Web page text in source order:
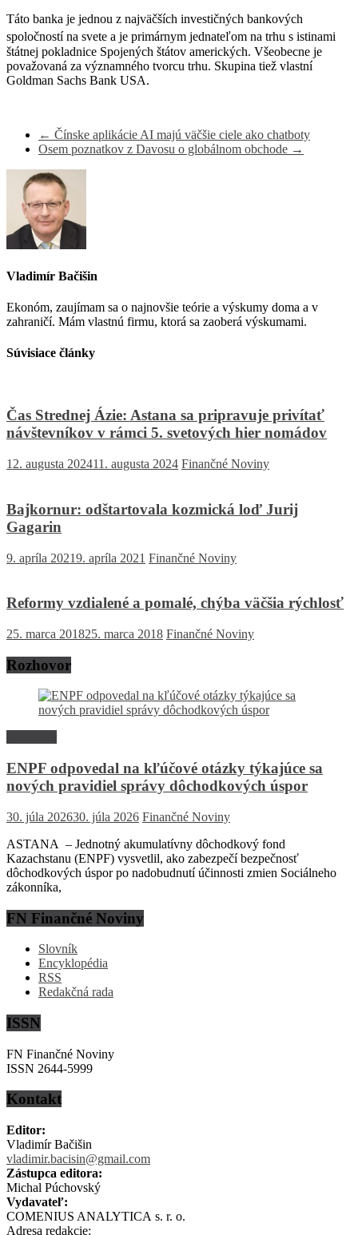
Táto banka je jednou z najväčších investičných bankových
spoločností na svete a je primárnym jednateľom na trhu s istinami
štátnej pokladnice Spojených štátov amerických. Všeobecne je
považovaná za významného tvorcu trhu. Skupina tiež vlastní
Goldman Sachs Bank USA.
← Čínske aplikácie AI majú väčšie ciele ako chatboty
Osem poznatkov z Davosu o globálnom obchode →
Vladimír Bačišin
Ekonóm, zaujímam sa o najnovšie teórie a výskumy doma a v
zahraničí. Mám vlastnú firmu, ktorá sa zaoberá výskumami.
Súvisiace články
Čas Strednej Ázie: Astana sa pripravuje privítať
návštevníkov v rámci 5. svetových hier nomádov
12. augusta 202411. augusta 2024 Finančné Noviny
Bajkornur: odštartovala kozmická loď Jurij
Gagarin
9. apríla 20219. apríla 2021 Finančné Noviny
Reformy vzdialené a pomalé, chýba väčšia rýchlosť
25. marca 201825. marca 2018 Finančné Noviny
Rozhovor
ENPF odpovedal na kľúčové otázky týkajúce sa
nových pravidiel správy dôchodkových úspor
30. júla 202630. júla 2026 Finančné Noviny
ASTANA – Jednotný akumulatívny dôchodkový fond
Kazachstanu (ENPF) vysvetlil, ako zabezpečí bezpečnosť
dôchodkových úspor po nadobudnutí účinnosti zmien Sociálneho
zákonníka,
FN Finančné Noviny
Slovník
Encyklopédia
RSS
Redakčná rada
ISSN
FN Finančné Noviny
ISSN 2644-5999
Kontakt
Editor:
Vladimír Bačišin
vladimir.bacisin@gmail.com
Zástupca editora:
Michal Púchovský
Vydavateľ:
COMENIUS ANALYTICA s. r. o.
Adresa redakcie: